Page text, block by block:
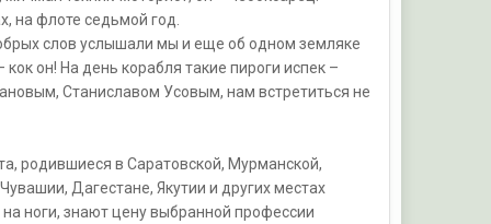
на флоте седьмой год.
слов услышали мы и еще об одном земляке
он! На день корабля такие пироги испек –
Станиславом Усовым, нам встретиться не
родившиеся в Саратовской, Мурманской,
Дагестане, Якутии и других местах
ноги, знают цену выбранной профессии